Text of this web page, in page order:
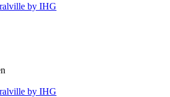
by IHG
by IHG